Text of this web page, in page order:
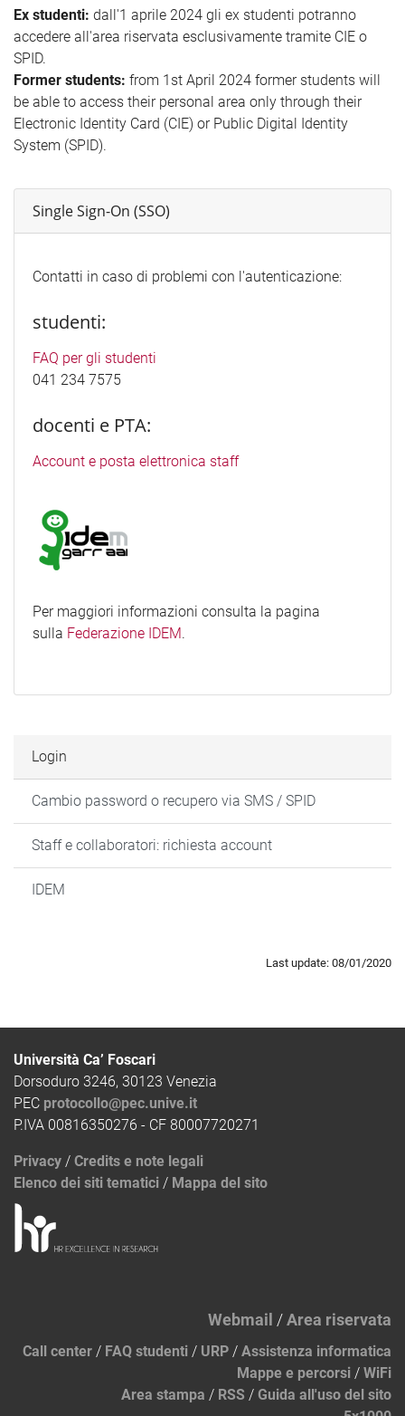
Ex studenti: dall'1 aprile 2024 gli ex studenti potranno
accedere all'area riservata esclusivamente tramite CIE o
SPID.
Former students: from 1st April 2024 former students will
be able to access their personal area only through their
Electronic Identity Card (CIE) or Public Digital Identity
System (SPID).
Single Sign-On (SSO)
Contatti in caso di problemi con l'autenticazione:
studenti:
FAQ per gli studenti
041 234 7575
docenti e PTA:
Account e posta elettronica staff
Per maggiori informazioni consulta la pagina
sulla Federazione IDEM.
Login
Cambio password o recupero via SMS / SPID
Staff e collaboratori: richiesta account
IDEM
Last update: 08/01/2020
Università Ca’ Foscari
Dorsoduro 3246, 30123 Venezia
PEC protocollo@pec.unive.it
P.IVA 00816350276 - CF 80007720271
Privacy / Credits e note legali
Elenco dei siti tematici / Mappa del sito
Webmail /Area riservata
Call center / FAQ studenti / URP / Assistenza informatica
Mappe e percorsi / WiFi
Area stampa / RSS / Guida all'uso del sito